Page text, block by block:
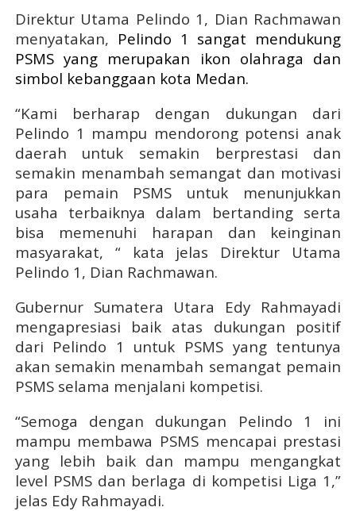
Direktur Utama Pelindo 1, Dian Rachmawan
menyatakan, Pelindo 1 sangat mendukung
PSMS yang merupakan ikon olahraga dan
simbol kebanggaan kota Medan.
“Kami berharap dengan dukungan dari
Pelindo 1 mampu mendorong potensi anak
daerah untuk semakin berprestasi dan
semakin menambah semangat dan motivasi
para pemain PSMS untuk menunjukkan
usaha terbaiknya dalam bertanding serta
bisa memenuhi harapan dan keinginan
masyarakat, “ kata jelas Direktur Utama
Pelindo 1, Dian Rachmawan.
Gubernur Sumatera Utara Edy Rahmayadi
mengapresiasi baik atas dukungan positif
dari Pelindo 1 untuk PSMS yang tentunya
akan semakin menambah semangat pemain
PSMS selama menjalani kompetisi.
“Semoga dengan dukungan Pelindo 1 ini
mampu membawa PSMS mencapai prestasi
yang lebih baik dan mampu mengangkat
level PSMS dan berlaga di kompetisi Liga 1,”
jelas Edy Rahmayadi.